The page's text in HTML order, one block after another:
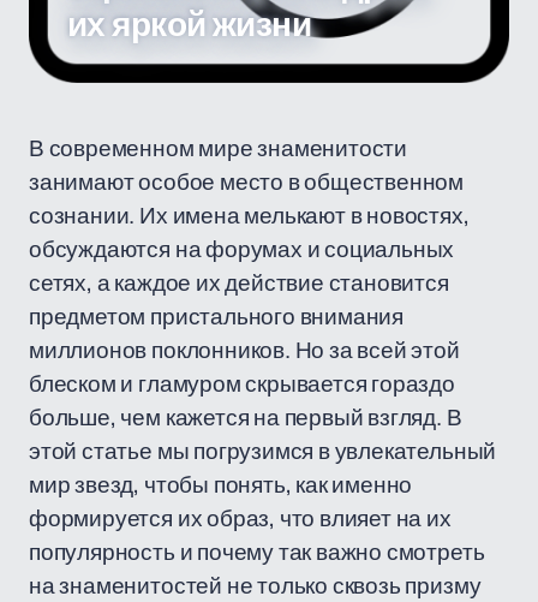
их яркой жизни
В современном мире знаменитости
занимают особое место в общественном
сознании. Их имена мелькают в новостях,
обсуждаются на форумах и социальных
сетях, а каждое их действие становится
предметом пристального внимания
миллионов поклонников. Но за всей этой
блеском и гламуром скрывается гораздо
больше, чем кажется на первый взгляд. В
этой статье мы погрузимся в увлекательный
мир звезд, чтобы понять, как именно
формируется их образ, что влияет на их
популярность и почему так важно смотреть
на знаменитостей не только сквозь призму